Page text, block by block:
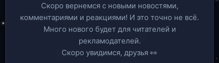
Скоро вернемся c новыми новостями,
комментариями и реакциями! И это точно не всё.
Много нового будет для читателей и
рекламодателей.
Скоро увидимся, друзья 👀